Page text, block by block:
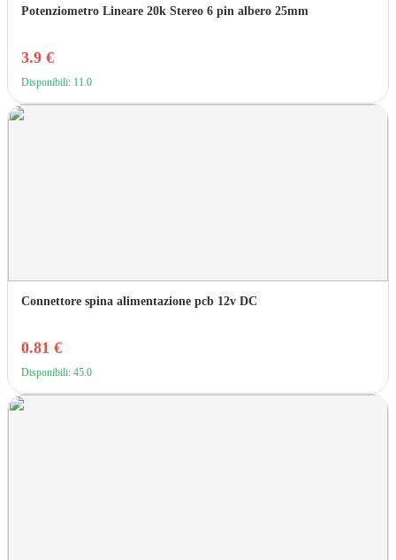
Potenziometro Lineare 20k Stereo 6 pin albero 25mm
3.9 €
Disponibili: 11.0
Connettore spina alimentazione pcb 12v DC
0.81 €
Disponibili: 45.0